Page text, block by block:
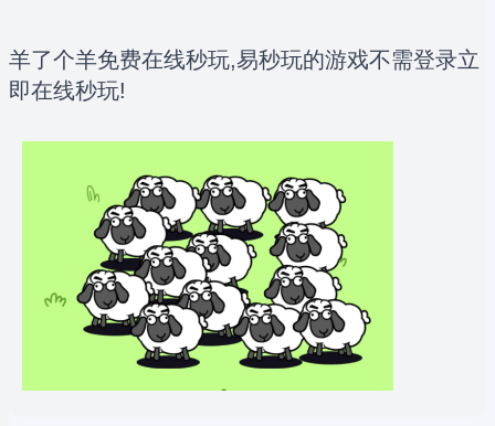
羊了个羊免费在线秒玩,易秒玩的游戏不需登录立
即在线秒玩!